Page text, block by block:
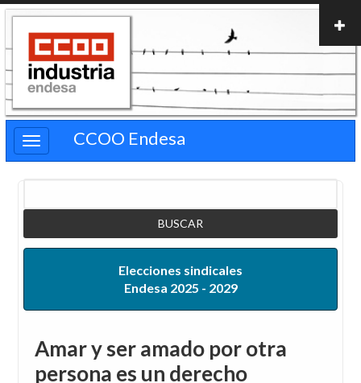
Pasar
contenido
principal
CCOO Endesa
Elecciones sindicales
Endesa 2025 - 2029
Amar y ser amado por otra
persona es un derecho